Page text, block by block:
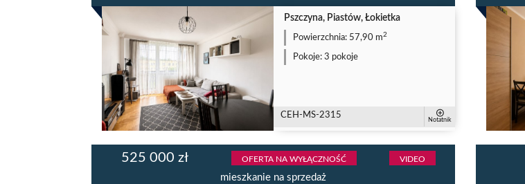
Pszczyna, Piastów, Łokietka
Powierzchnia:57,90 m2
Pokoje:3 pokoje
CEH-MS-2315 Notatnik
525 000 zł OFERTA NA WYŁĄCZNOŚĆ VIDEO
mieszkanie na sprzedaż